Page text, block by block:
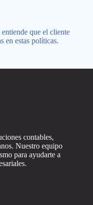
que el cliente
en estas políticas.
contables,
Nuestro equipo
para ayudarte a